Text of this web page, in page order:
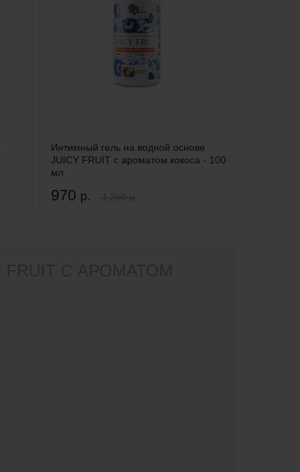
Интимный гель на водной основе
JUICY FRUIT с ароматом кокоса - 100
мл
970 р. 1 260 р.